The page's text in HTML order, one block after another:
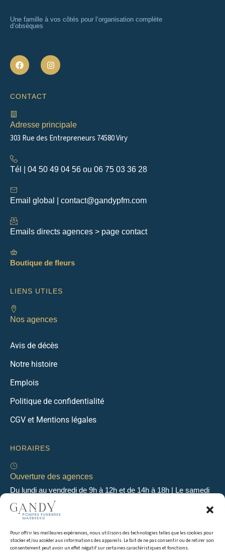
Pour offrir les meilleures expériences, nous utilisons des technologies telles que les cookies pour
stocker et/ou accéder aux informations des appareils. Le fait de ne pas consentir ou de retirer son
consentement peut avoir un effet négatif sur certaines caractéristiques et fonctions.
Une famille à vos côtés pour l’organisation complète
d’obsèques
F
a
c
b
o
I
n
s
m
CONTACT
Adresse principale
303 Rue des Entrepreneurs 74580 Viry
Tél | 04 50 49 04 56 ou 06 75 03 36 28
Email global | contact@gandypfm.com
Emails directs agences > page contact
Boutique de fleurs
LIENS UTILES
Nos agences
Avis de décès
Notre histoire
Emplois
Politique de confidentialité
CGV et Mentions légales
HORAIRES
Ouverture des agences
Du lundi au vendredi de 9h à 12h et de 14h à 18h | Le samedi
de 9h à 12h
Permanence 24h/24 & 7j/7
En dehors des heures d’ouverture, une permanence